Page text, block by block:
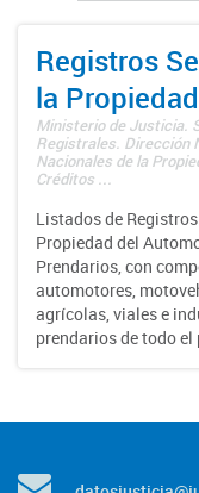
Registros
la
Ministerio de Justicia.
Registrales. Dirección
Nacionales de la
Créditos ...
Listados de
Propiedad del
Prendarios, con
automotores,
agrícolas, viales e
prendarios de todo el